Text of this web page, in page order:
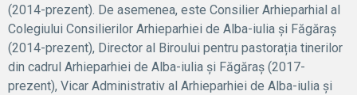
(2014-prezent). De asemenea, este Consilier Arhieparhial al
Colegiului Consilierilor Arhieparhiei de Alba-iulia și Făgăraș
(2014-prezent), Director al Biroului pentru pastorația tinerilor
din cadrul Arhieparhiei de Alba-iulia și Făgăraș (2017-
prezent), Vicar Administrativ al Arhieparhiei de Alba-iulia și